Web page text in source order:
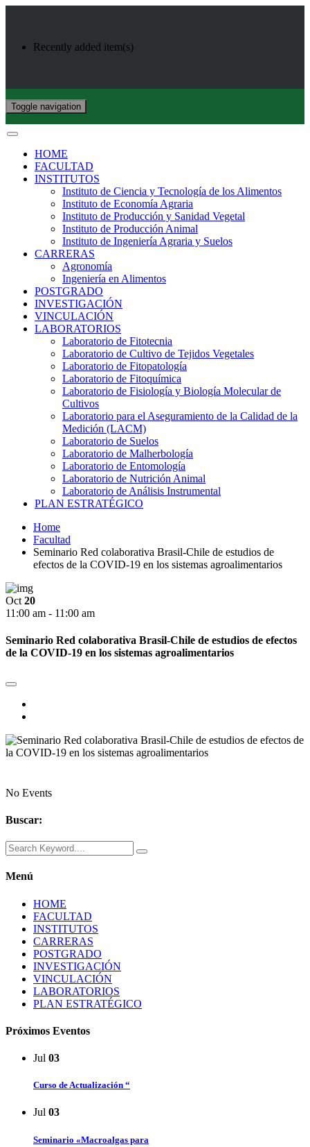
Recently added item(s)
Toggle navigation
HOME
FACULTAD
INSTITUTOS
Instituto de Ciencia y Tecnología de los Alimentos
Instituto de Economía Agraria
Instituto de Producción y Sanidad Vegetal
Instituto de Producción Animal
Instituto de Ingeniería Agraria y Suelos
CARRERAS
Agronomía
Ingeniería en Alimentos
POSTGRADO
INVESTIGACIÓN
VINCULACIÓN
LABORATORIOS
Laboratorio de Fitotecnia
Laboratorio de Cultivo de Tejidos Vegetales
Laboratorio de Fitopatología
Laboratorio de Fitoquímica
Laboratorio de Fisiología y Biología Molecular de
Cultivos
Laboratorio para el Aseguramiento de la Calidad de la
Medición (LACM)
Laboratorio de Suelos
Laboratorio de Malherbología
Laboratorio de Entomología
Laboratorio de Nutrición Animal
Laboratorio de Análisis Instrumental
PLAN ESTRATÉGICO
Home
Facultad
Seminario Red colaborativa Brasil-Chile de estudios de
efectos de la COVID-19 en los sistemas agroalimentarios
Oct 20
11:00 am - 11:00 am
Seminario Red colaborativa Brasil-Chile de estudios de efectos
de la COVID-19 en los sistemas agroalimentarios
No Events
Buscar:
Menú
HOME
FACULTAD
INSTITUTOS
CARRERAS
POSTGRADO
INVESTIGACIÓN
VINCULACIÓN
LABORATORIOS
PLAN ESTRATÉGICO
Próximos Eventos
Jul 03
Curso de Actualización “
Jul 03
Seminario «Macroalgas para